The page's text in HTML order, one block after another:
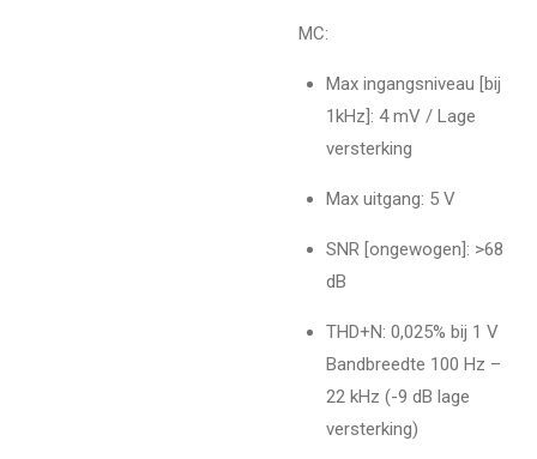
MC:
Max ingangsniveau [bij
1kHz]: 4 mV / Lage
versterking
Max uitgang: 5 V
SNR [ongewogen]: >68
dB
THD+N: 0,025% bij 1 V
Bandbreedte 100 Hz –
22 kHz (-9 dB lage
versterking)